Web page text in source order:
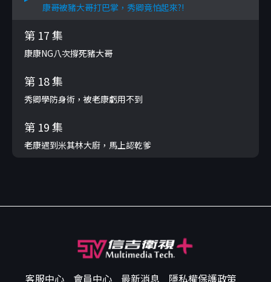
康哥被豬大哥打巴掌，秀卿竟怕起來?!
第 17 集
康康NG八次撐死豬大哥
第 18 集
秀卿學防身術，被老康虧用不到
第 19 集
老康遇到米其林大廚，馬上認乾爹
客服中心 會員中心 最新消息 隱私權保護政策